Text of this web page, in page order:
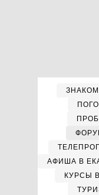
АФИША В
КУРСЫ